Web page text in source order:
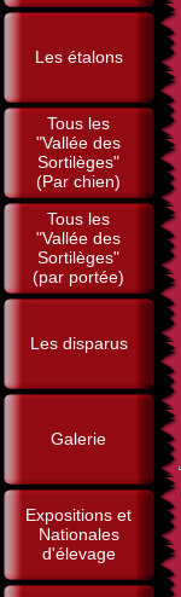
Les étalons
Tous les
"Vallée des
Sortilèges"
(Par chien)
Tous les
"Vallée des
Sortilèges"
(par portée)
Les disparus
Galerie
Expositions et
Nationales
d'élevage